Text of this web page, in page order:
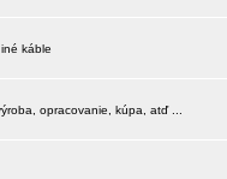
káble
opracovanie, kúpa, atď ...